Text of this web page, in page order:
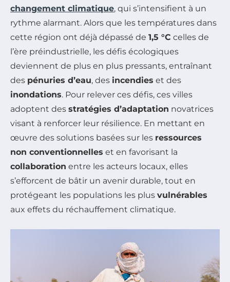
changement climatique, qui s’intensifient à un
rythme alarmant. Alors que les températures dans
cette région ont déjà dépassé de 1,5 °C celles de
l’ère préindustrielle, les défis écologiques
deviennent de plus en plus pressants, entraînant
des pénuries d’eau, des incendies et des
inondations. Pour relever ces défis, ces villes
adoptent des stratégies d’adaptation novatrices
visant à renforcer leur résilience. En mettant en
œuvre des solutions basées sur les ressources
non conventionnelles et en favorisant la
collaboration entre les acteurs locaux, elles
s’efforcent de bâtir un avenir durable, tout en
protégeant les populations les plus vulnérables
aux effets du réchauffement climatique.